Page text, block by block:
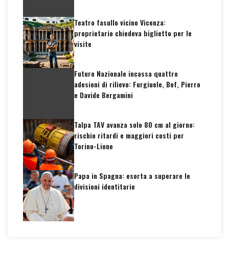
Teatro fasullo vicino Vicenza:
proprietario chiedeva biglietto per le
visite
Futuro Nazionale incassa quattro
adesioni di rilievo: Furgiuele, Bof, Pierro
e Davide Bergamini
Talpa TAV avanza solo 80 cm al giorno:
rischio ritardi e maggiori costi per
Torino-Lione
Papa in Spagna: esorta a superare le
divisioni identitarie